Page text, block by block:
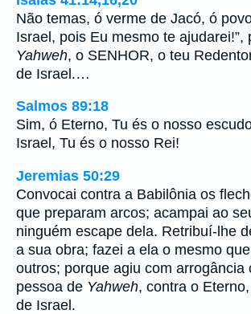
Não temas, ó verme de Jacó, ó
Israel, pois Eu mesmo te ajudarei!”,
Yahweh, o SENHOR, o teu
de Israel.…
Salmos 89:18
Sim, ó Eterno, Tu és o nosso
Israel, Tu és o nosso Rei!
Jeremias 50:29
Convocai contra a Babilônia os
que preparam arcos; acampai ao
ninguém escape dela. Retribuí-lhe
a sua obra; fazei a ela o mesmo
outros; porque agiu com arrogância
pessoa de Yahweh, contra o
de Israel.